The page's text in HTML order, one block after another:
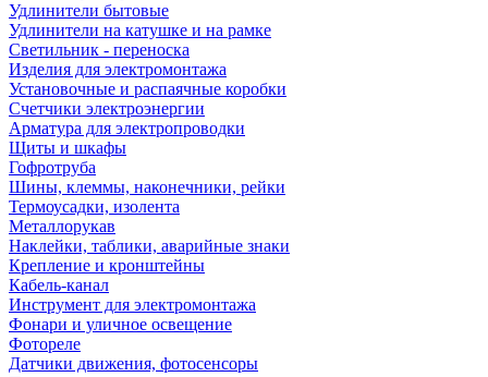
Удлинители бытовые
Удлинители на катушке и на рамке
Светильник - переноска
Изделия для электромонтажа
Установочные и распаячные коробки
Счетчики электроэнергии
Арматура для электропроводки
Щиты и шкафы
Гофротруба
Шины, клеммы, наконечники, рейки
Термоусадки, изолента
Металлорукав
Наклейки, таблики, аварийные знаки
Крепление и кронштейны
Кабель-канал
Инструмент для электромонтажа
Фонари и уличное освещение
Фотореле
Датчики движения, фотосенсоры